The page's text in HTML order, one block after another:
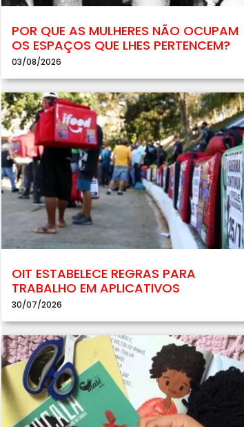
POR QUE AS MULHERES NÃO OCUPAM
OS ESPAÇOS QUE LHES PERTENCEM?
03/08/2026
OIT ESTABELECE REGRAS PARA
TRABALHO EM APLICATIVOS
30/07/2026